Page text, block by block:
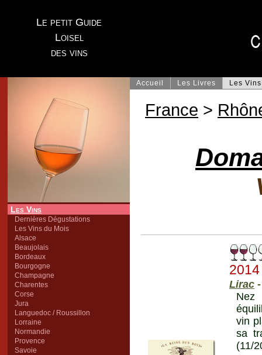
Le petit Guide
Loisel
des vins
Les Vins
Dernières Dégustations
Les Vins du Mois
Alsace
Beaujolais
Bordeaux
Bourgogne
Champagne
Charentes
Corse
Jura
Languedoc / Roussillon
Lorraine
Normandie
Provence
Savoie
Accueil Les Livres Les Vins
France >
2014
Lirac
Nez
vin
sa
(11/